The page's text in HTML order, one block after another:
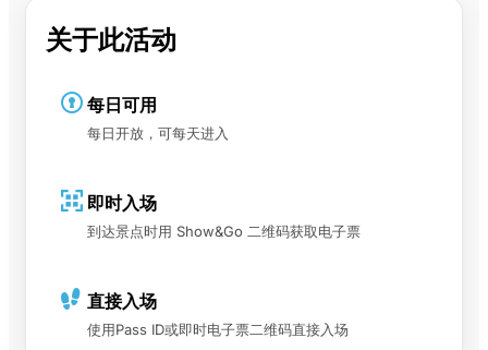
关于此活动
每日可用
每日开放，可每天进入
即时入场
到达景点时用 Show&Go 二维码获取电子票
直接入场
使用Pass ID或即时电子票二维码直接入场